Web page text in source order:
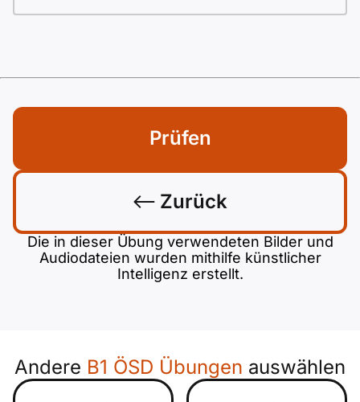
Zurück
Prüfen
Die in dieser Übung verwendeten Bilder und
Audiodateien wurden mithilfe künstlicher
Intelligenz erstellt.
Andere B1 ÖSD Übungen auswählen